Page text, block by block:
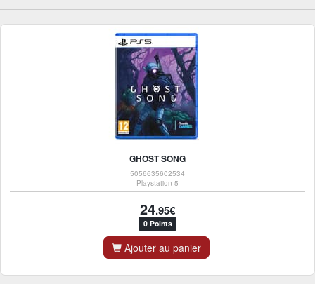
GHOST SONG
5056635602534
Playstation 5
24.95€
0 Points
Ajouter au panier